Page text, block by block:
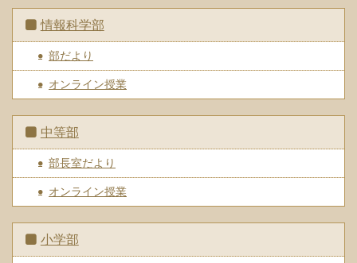
情報科学部
部だより
オンライン授業
中等部
部長室だより
オンライン授業
小学部